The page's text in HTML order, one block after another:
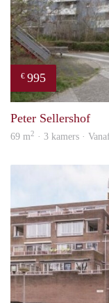
€ 995
Peter Sellershof
69 m2 · 3 kamers ·